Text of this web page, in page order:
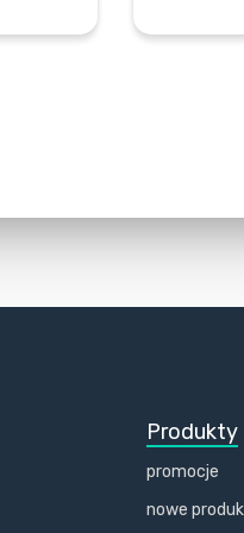
Produkty
promocje
nowe